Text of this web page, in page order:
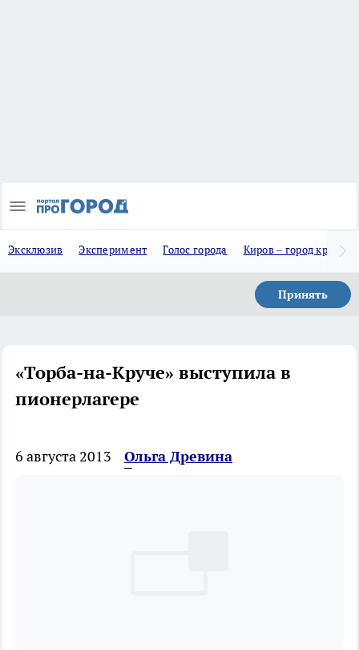
Эксклюзив Эксперимент Голос города Киров – город
Принять
«Торба-на-Круче» выступила в
пионерлагере
6 августа 2013 Ольга Древина